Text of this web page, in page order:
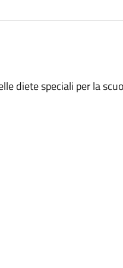
diete speciali per la